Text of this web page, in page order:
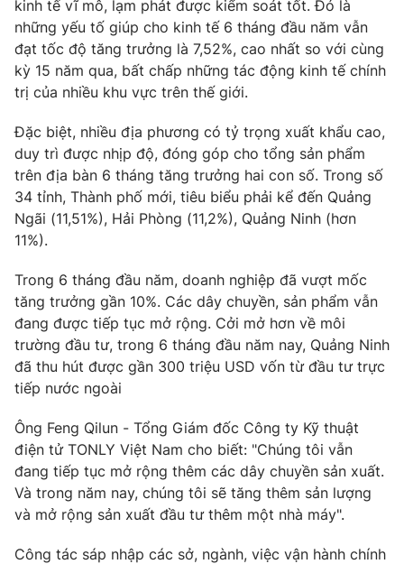
Câu chuyện quốc tế
Thị trường
Góc doanh nghiệp
Dữ liệu và đời sống
Truyền hình
Phim VTV
Hậu trường
Nhân vật
Khán giả
Giải sao mai
Điện ảnh
Âm nhạc
Sao
Đời sống
Du lịch
Làm đẹp
Chất lượng cuộc sống
Giáo dục
Học trực tuyến
Công nghệ
Hitech Công nghệ tương lai
Sản phẩm
Thị trường
Tư vấn
Giao lưu trực tuyến
Lịch phát sóng
Chuyên mục khác
Emagazine Podcast
kinh tế vĩ mô, lạm phát được kiểm soát tốt. Đó là
những yếu tố giúp cho kinh tế 6 tháng đầu năm vẫn
đạt tốc độ tăng trưởng là 7,52%, cao nhất so với cùng
kỳ 15 năm qua, bất chấp những tác động kinh tế chính
trị của nhiều khu vực trên thế giới.
Đặc biệt, nhiều địa phương có tỷ trọng xuất khẩu cao,
duy trì được nhịp độ, đóng góp cho tổng sản phẩm
trên địa bàn 6 tháng tăng trưởng hai con số. Trong số
34 tỉnh, Thành phố mới, tiêu biểu phải kể đến Quảng
Ngãi (11,51%), Hải Phòng (11,2%), Quảng Ninh (hơn
11%).
Trong 6 tháng đầu năm, doanh nghiệp đã vượt mốc
tăng trưởng gần 10%. Các dây chuyền, sản phẩm vẫn
đang được tiếp tục mở rộng. Cởi mở hơn về môi
trường đầu tư, trong 6 tháng đầu năm nay, Quảng Ninh
đã thu hút được gần 300 triệu USD vốn từ đầu tư trực
tiếp nước ngoài
Ông Feng Qilun - Tổng Giám đốc Công ty Kỹ thuật
điện tử TONLY Việt Nam cho biết: "Chúng tôi vẫn
đang tiếp tục mở rộng thêm các dây chuyền sản xuất.
Và trong năm nay, chúng tôi sẽ tăng thêm sản lượng
và mở rộng sản xuất đầu tư thêm một nhà máy".
Công tác sáp nhập các sở, ngành, việc vận hành chính